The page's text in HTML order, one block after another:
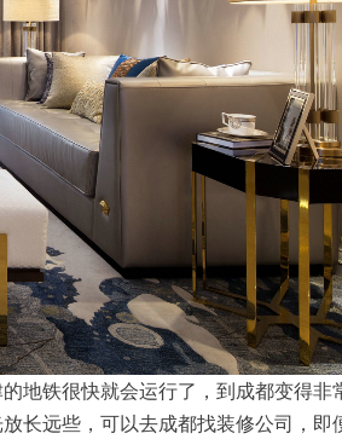
地铁很快就会运行了，到成都变得非
长远些，可以去成都找装修公司，即